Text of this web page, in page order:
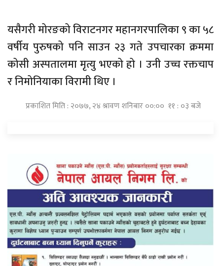
यसैगरी मोरङको विराटनगर महानगरपालिका ९ का ५८
वर्षीय पुरुषको पनि साउन २३ गते उपचारका क्रममा
कोसी अस्पतालमा मृत्यु भएको हो । उनी उच्च रक्तचाप
र निमोनियाका विरामी थिए ।
प्रकाशित मिति : २०७७, २४ श्रावण शनिबार ००:०० ११ : ०३ बजे